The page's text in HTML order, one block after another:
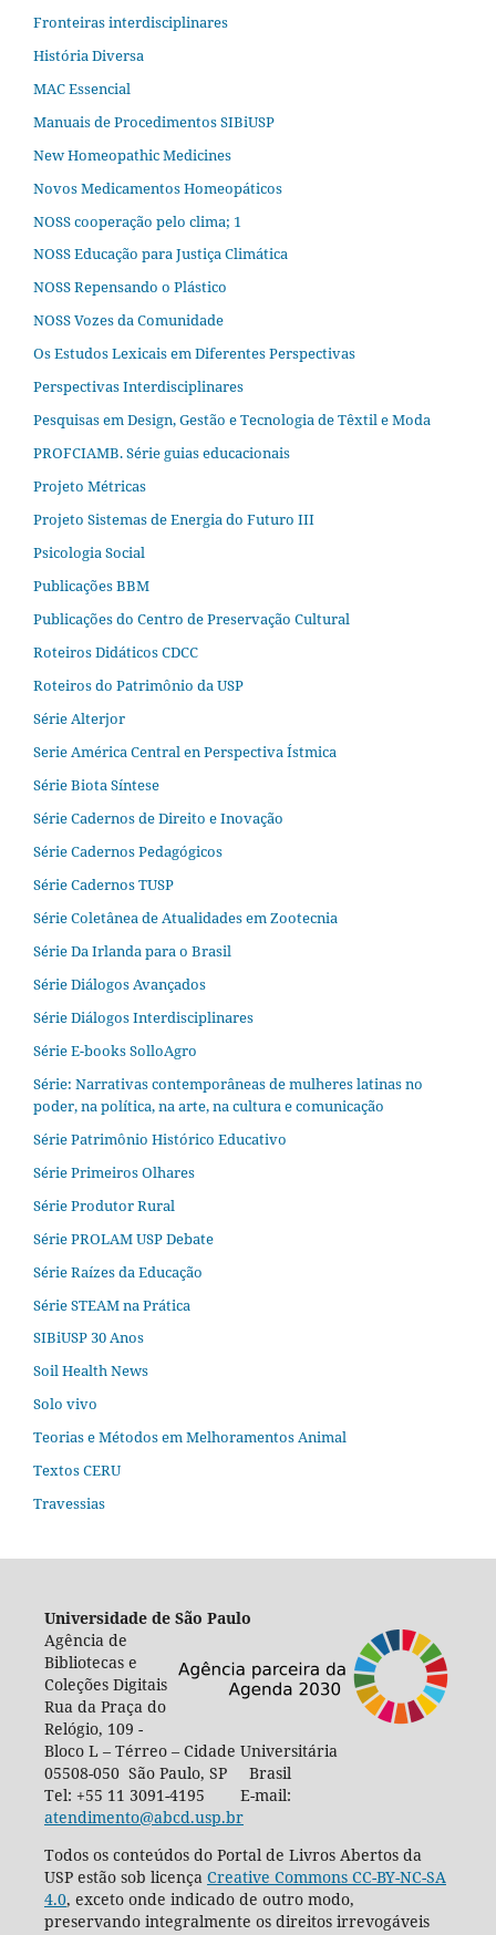
Fronteiras interdisciplinares
História Diversa
MAC Essencial
Manuais de Procedimentos SIBiUSP
New Homeopathic Medicines
Novos Medicamentos Homeopáticos
NOSS cooperação pelo clima; 1
NOSS Educação para Justiça Climática
NOSS Repensando o Plástico
NOSS Vozes da Comunidade
Os Estudos Lexicais em Diferentes Perspectivas
Perspectivas Interdisciplinares
Pesquisas em Design, Gestão e Tecnologia de Têxtil e Moda
PROFCIAMB. Série guias educacionais
Projeto Métricas
Projeto Sistemas de Energia do Futuro III
Psicologia Social
Publicações BBM
Publicações do Centro de Preservação Cultural
Roteiros Didáticos CDCC
Roteiros do Patrimônio da USP
Série Alterjor
Serie América Central en Perspectiva Ístmica
Série Biota Síntese
Série Cadernos de Direito e Inovação
Série Cadernos Pedagógicos
Série Cadernos TUSP
Série Coletânea de Atualidades em Zootecnia
Série Da Irlanda para o Brasil
Série Diálogos Avançados
Série Diálogos Interdisciplinares
Série E-books SolloAgro
Série: Narrativas contemporâneas de mulheres latinas no
poder, na política, na arte, na cultura e comunicação
Série Patrimônio Histórico Educativo
Série Primeiros Olhares
Série Produtor Rural
Série PROLAM USP Debate
Série Raízes da Educação
Série STEAM na Prática
SIBiUSP 30 Anos
Soil Health News
Solo vivo
Teorias e Métodos em Melhoramentos Animal
Textos CERU
Travessias
Universidade de São Paulo
Agência de
Bibliotecas e
Coleções Digitais
Rua da Praça do
Relógio, 109 -
Bloco L – Térreo – Cidade Universitária
05508-050 São Paulo, SP Brasil
Tel: +55 11 3091-4195 E-mail:
atendimento@abcd.usp.br
Todos os conteúdos do Portal de Livros Abertos da
USP estão sob licença Creative Commons CC-BY-NC-SA
4.0, exceto onde indicado de outro modo,
preservando integralmente os direitos irrevogáveis